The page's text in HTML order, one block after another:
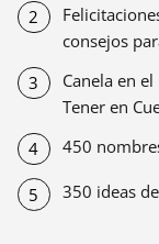
consejos
Canela en
Tener en
450
350 ideas